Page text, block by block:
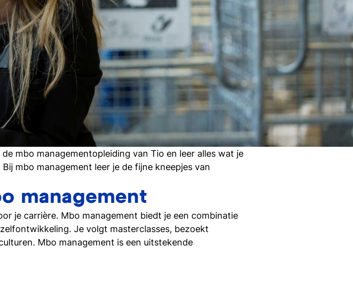
mbo managementopleiding van Tio en leer alles wat je
mbo management leer je de fijne kneepjes van
management
je carrière. Mbo management biedt je een combinatie
Je volgt masterclasses, bezoekt
Mbo management is een uitstekende